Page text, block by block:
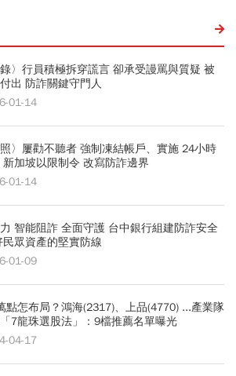
〉行員積極拆穿謊言 卻承受謾罵與質疑 被
出 防詐關鍵守門人
01-14
〉屢勸不聽者 強制凍結帳戶、實施 24小時
新加坡以限制令 改寫防詐邊界
01-14
智能阻詐 全面守護 台中銀行組建防詐安全
民眾資產的堅實防線
01-09
點怎布局？鴻海(2317)、上品(4770) ...產業隊
7龍珠選股法」：9檔推薦名單曝光
04-17